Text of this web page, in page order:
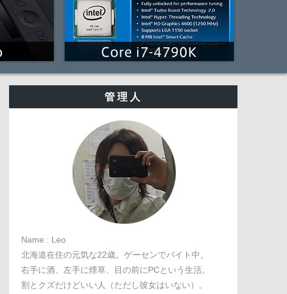
管理人
Name : Leo
北海道在住の元気な22歳。ゲーセンでバイト中。
右手に酒、左手に煙草、目の前にPCという生活。
割とクズだけどいい人（ただし彼女はいない）。